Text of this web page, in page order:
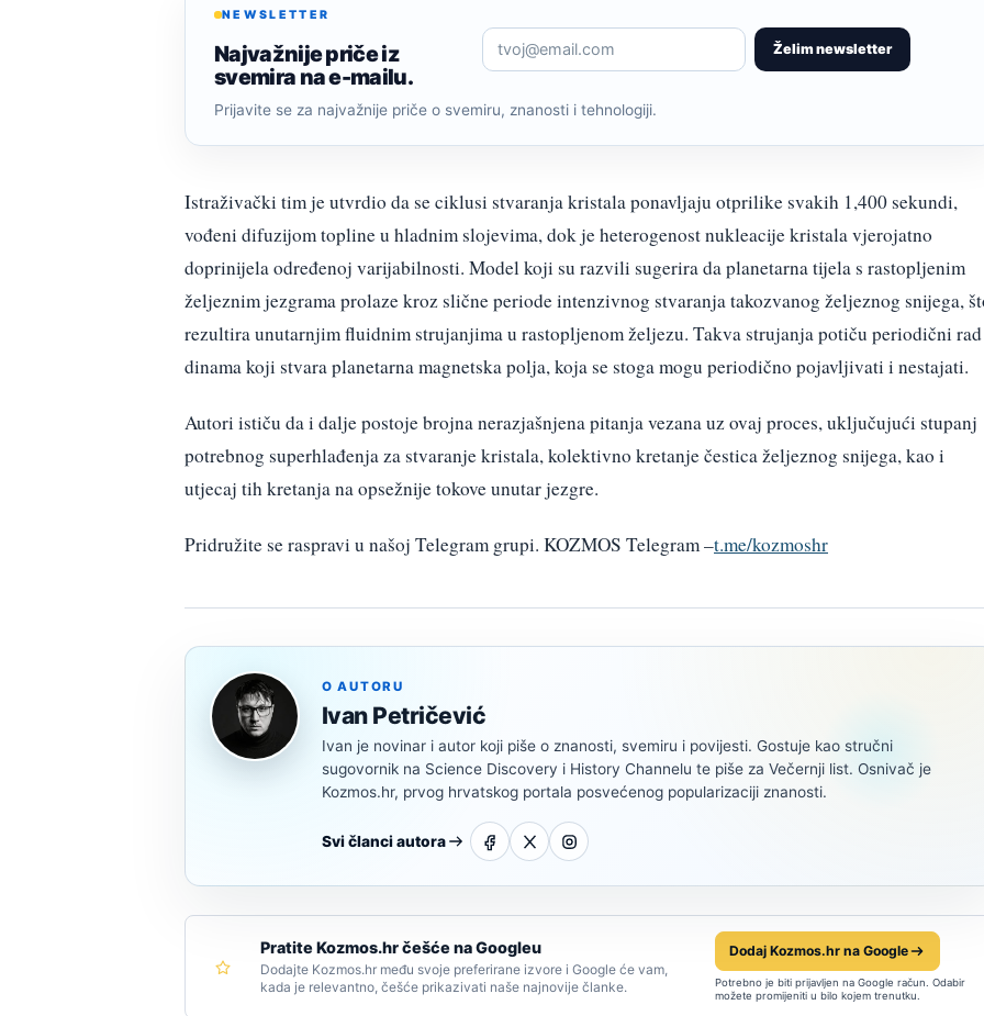
NEWSLETTER
Najvažnije priče iz
svemira na e-mailu.
Želim newsletter
Prijavite se za najvažnije priče o svemiru, znanosti i tehnologiji.
Istraživački tim je utvrdio da se ciklusi stvaranja kristala ponavljaju otprilike svakih 1,400 sekundi,
vođeni difuzijom topline u hladnim slojevima, dok je heterogenost nukleacije kristala vjerojatno
doprinijela određenoj varijabilnosti. Model koji su razvili sugerira da planetarna tijela s rastopljenim
željeznim jezgrama prolaze kroz slične periode intenzivnog stvaranja takozvanog željeznog snijega,
rezultira unutarnjim fluidnim strujanjima u rastopljenom željezu. Takva strujanja potiču periodični rad
dinama koji stvara planetarna magnetska polja, koja se stoga mogu periodično pojavljivati i nestajati.
Autori ističu da i dalje postoje brojna nerazjašnjena pitanja vezana uz ovaj proces, uključujući stupanj
potrebnog superhlađenja za stvaranje kristala, kolektivno kretanje čestica željeznog snijega, kao i
utjecaj tih kretanja na opsežnije tokove unutar jezgre.
Pridružite se raspravi u našoj Telegram grupi. KOZMOS Telegram –t.me/kozmoshr
O AUTORU
Ivan Petričević
Ivan je novinar i autor koji piše o znanosti, svemiru i povijesti. Gostuje kao stručni
sugovornik na Science Discovery i History Channelu te piše za Večernji list. Osnivač je
Kozmos.hr, prvog hrvatskog portala posvećenog popularizaciji znanosti.
Svi članci autora
Pratite Kozmos.hr češće na Googleu
Dodajte Kozmos.hr među svoje preferirane izvore i Google će vam,
kada je relevantno, češće prikazivati naše najnovije članke.
Dodaj Kozmos.hr na Google
Potrebno je biti prijavljen na Google račun. Odabir
možete promijeniti u bilo kojem trenutku.